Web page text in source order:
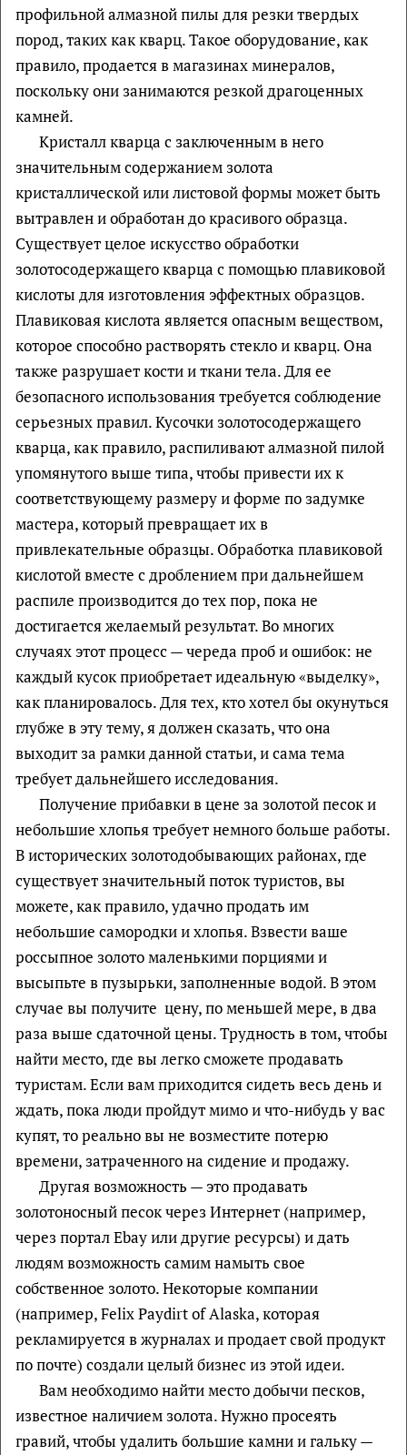
профильной алмазной пилы для резки твердых
пород, таких как кварц. Такое оборудование, как
правило, продается в магазинах минералов,
поскольку они занимаются резкой драгоценных
камней.
Кристалл кварца с заключенным в него
значительным содержанием золота
кристаллической или листовой формы может быть
вытравлен и обработан до красивого образца.
Существует целое искусство обработки
золотосодержащего кварца с помощью плавиковой
кислоты для изготовления эффектных образцов.
Плавиковая кислота является опасным веществом,
которое способно растворять стекло и кварц. Она
также разрушает кости и ткани тела. Для ее
безопасного использования требуется соблюдение
серьезных правил. Кусочки золотосодержащего
кварца, как правило, распиливают алмазной пилой
упомянутого выше типа, чтобы привести их к
соответствующему размеру и форме по задумке
мастера, который превращает их в
привлекательные образцы. Обработка плавиковой
кислотой вместе с дроблением при дальнейшем
распиле производится до тех пор, пока не
достигается желаемый результат. Во многих
случаях этот процесс — череда проб и ошибок: не
каждый кусок приобретает идеальную «выделку»,
как планировалось. Для тех, кто хотел бы окунуться
глубже в эту тему, я должен сказать, что она
выходит за рамки данной статьи, и сама тема
требует дальнейшего исследования.
Получение прибавки в цене за золотой песок и
небольшие хлопья требует немного больше работы.
В исторических золотодобывающих районах, где
существует значительный поток туристов, вы
можете, как правило, удачно продать им
небольшие самородки и хлопья. Взвести ваше
россыпное золото маленькими порциями и
высыпьте в пузырьки, заполненные водой. В этом
случае вы получите цену, по меньшей мере, в два
раза выше сдаточной цены. Трудность в том, чтобы
найти место, где вы легко сможете продавать
туристам. Если вам приходится сидеть весь день и
ждать, пока люди пройдут мимо и что-нибудь у вас
купят, то реально вы не возместите потерю
времени, затраченного на сидение и продажу.
Другая возможность — это продавать
золотоносный песок через Интернет (например,
через портал Ebay или другие ресурсы) и дать
людям возможность самим намыть свое
собственное золото. Некоторые компании
(например, Felix Paydirt of Alaska, которая
рекламируется в журналах и продает свой продукт
по почте) создали целый бизнес из этой идеи.
Вам необходимо найти место добычи песков,
известное наличием золота. Нужно просеять
гравий, чтобы удалить большие камни и гальку —